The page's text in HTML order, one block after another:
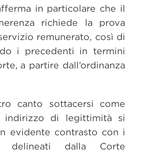
in particolare che il
richiede la prova
remunerato, così di
i precedenti in termini
a partire dall’ordinanza
canto sottacersi come
indirizzo di legittimità si
evidente contrasto con i
delineati dalla Corte